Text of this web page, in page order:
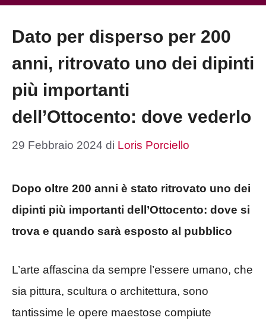
Dato per disperso per 200
anni, ritrovato uno dei dipinti
più importanti
dell’Ottocento: dove vederlo
29 Febbraio 2024 di Loris Porciello
Dopo oltre 200 anni è stato ritrovato uno dei
dipinti più importanti dell’Ottocento: dove si
trova e quando sarà esposto al pubblico
L’arte affascina da sempre l’essere umano, che
sia pittura, scultura o architettura, sono
tantissime le opere maestose compiute